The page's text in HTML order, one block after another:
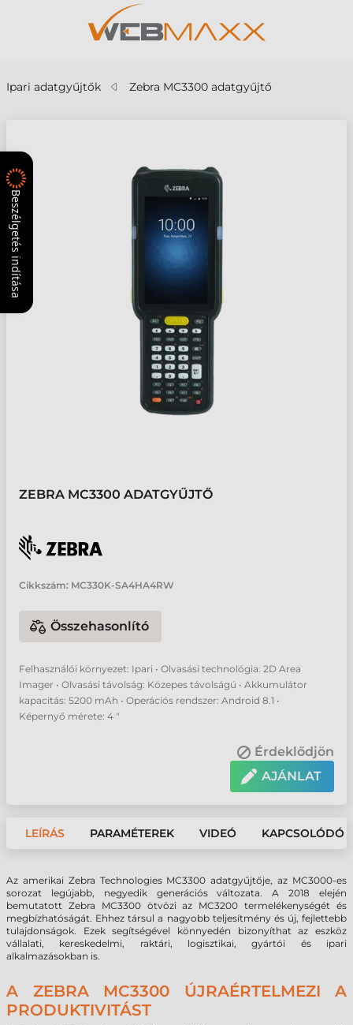
Ipari adatgyűjtők Zebra MC3300 adatgyűjtő
ZEBRA MC3300 ADATGYŰJTŐ
Cikkszám: MC330K-SA4HA4RW
Összehasonlító
Felhasználói környezet: Ipari • Olvasási technológia: 2D Area
Imager • Olvasási távolság: Közepes távolságú • Akkumulátor
kapacitás: 5200 mAh • Operációs rendszer: Android 8.1 •
Képernyő mérete: 4 "
Érdeklődjön
AJÁNLAT
LEÍRÁS PARAMÉTEREK VIDEÓ KAPCSOLÓDÓ
Az amerikai Zebra Technologies MC3300 adatgyűjtője, az MC3000-es
sorozat legújabb, negyedik generációs változata. A 2018 elején
bemutatott Zebra MC3300 ötvözi az MC3200 termelékenységét és
megbízhatóságát. Ehhez társul a nagyobb teljesítmény és új, fejlettebb
tulajdonságok. Ezek segítségével könnyedén bizonyíthat az eszköz
vállalati, kereskedelmi, raktári, logisztikai, gyártói és ipari
alkalmazásokban is.
A ZEBRA MC3300 ÚJRAÉRTELMEZI A
PRODUKTIVITÁST
Beszélgetés indítása